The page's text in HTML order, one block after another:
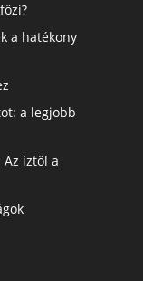
a hatékony
a legjobb
íztől a